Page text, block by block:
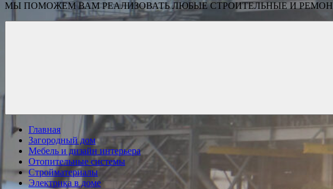
МЫ ПОМОЖЕМ ВАМ РЕАЛИЗОВАТЬ ЛЮБЫЕ СТРОИТЕЛЬНЫЕ И
Главная
Загородный дом
Мебель и дизайн интерьера
Отопительные системы
Стройматериалы
Электрика в доме